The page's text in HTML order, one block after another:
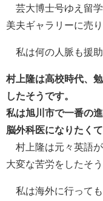
芸大博士号ゆえ留
美夫ギャラリーに売
私は何の人脈も援助
村上隆は高校時代、
したそうです。
私は旭川市で一番の
脳外科医になりたく
村上隆は元々英語
大変な苦労をしたそう
私は海外に行っても